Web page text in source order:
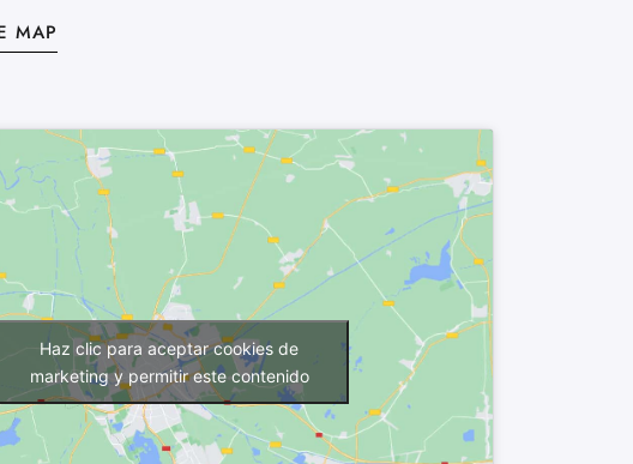
MAP
Haz clic para aceptar cookies de
marketing y permitir este contenido